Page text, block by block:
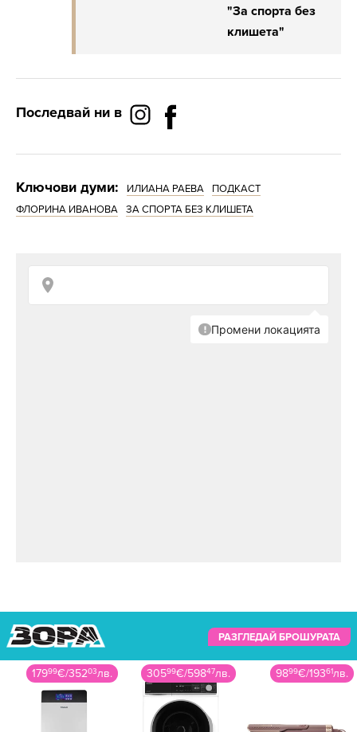
"За спорта без
клишета"
Последвай ни в
Ключови думи: ИЛИАНА РАЕВА
ПОДКАСТ
ФЛОРИНА ИВАНОВА
ЗА СПОРТА БЕЗ КЛИШЕТА
РАЗГЛЕДАЙ БРОШУРАТА
30599€/59847лв. 9899€/19361лв. 25999€/5085лв.